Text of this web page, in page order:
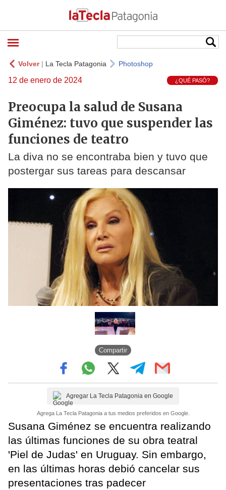
Volver| La Tecla Patagonia Photoshop
12 de enero de 2024 ¿QUÉ PASÓ?
Preocupa la salud de Susana
Giménez: tuvo que suspender las
funciones de teatro
La diva no se encontraba bien y tuvo que
postergar sus tareas para descansar
Compartir
Agregar La Tecla Patagonia en Google
Agrega La Tecla Patagonia a tus medios preferidos en Google.
Susana Giménez se encuentra realizando
las últimas funciones de su obra teatral
'Piel de Judas' en Uruguay. Sin embargo,
en las últimas horas debió cancelar sus
presentaciones tras padecer